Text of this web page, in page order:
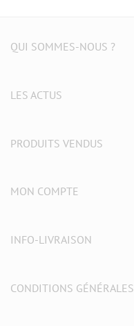
QUI SOMMES-NOUS ?
LES ACTUS
PRODUITS VENDUS
MON COMPTE
INFO-LIVRAISON
CONDITIONS GÉNÉRALES